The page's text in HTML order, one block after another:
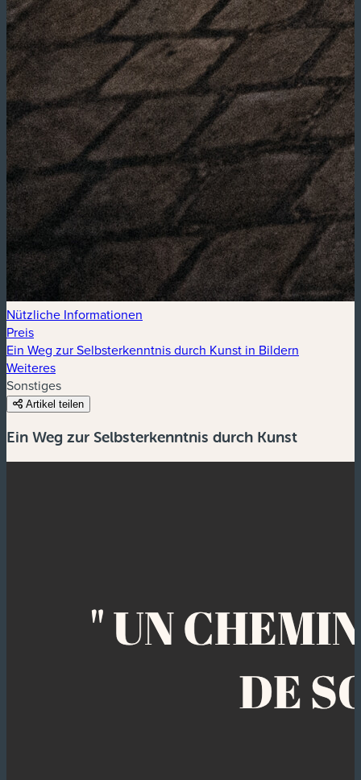
Nützliche Informationen
Preis
Ein Weg zur Selbsterkenntnis durch Kunst in Bildern
Weiteres
Sonstiges
Artikel teilen
Ein Weg zur Selbsterkenntnis durch Kunst